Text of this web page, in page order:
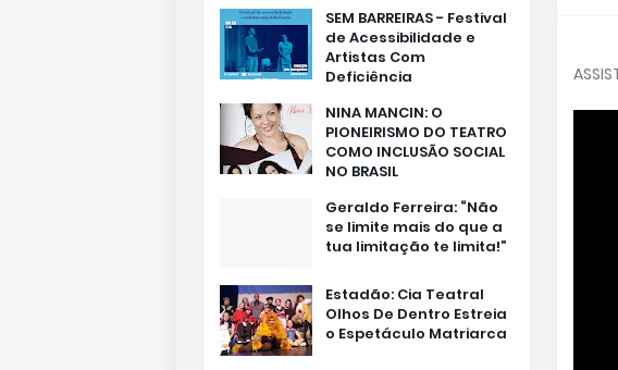
SEM BARREIRAS - Festival
de Acessibilidade e
Artistas Com
Deficiência
NINA MANCIN: O
PIONEIRISMO DO TEATRO
COMO INCLUSÃO SOCIAL
NO BRASIL
Geraldo Ferreira: “Não
se limite mais do que a
tua limitação te limita!”
Estadão: Cia Teatral
Olhos De Dentro Estreia
o Espetáculo Matriarca